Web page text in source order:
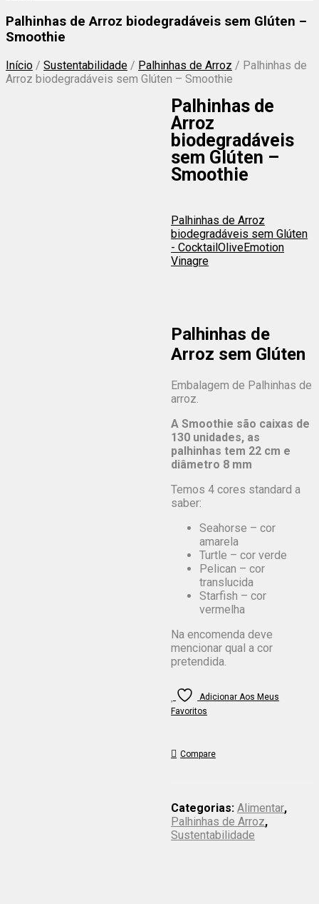
Palhinhas de Arroz biodegradáveis sem Glúten –
Smoothie
Início / Sustentabilidade / Palhinhas de Arroz / Palhinhas de
Arroz biodegradáveis sem Glúten – Smoothie
Palhinhas de
Arroz
biodegradáveis
sem Glúten –
Smoothie
Palhinhas de Arroz
biodegradáveis sem Glúten
- CocktailOliveEmotion
Vinagre
Palhinhas de
Arroz sem Glúten
Embalagem de Palhinhas de
arroz.
A Smoothie são caixas de
130 unidades, as
palhinhas tem 22 cm e
diâmetro 8 mm
Temos 4 cores standard a
saber:
Seahorse – cor
amarela
Turtle – cor verde
Pelican – cor
translucida
Starfish – cor
vermelha
Na encomenda deve
mencionar qual a cor
pretendida.
Adicionar Aos Meus
Favoritos
Compare
Categorias:Alimentar,
Palhinhas de Arroz,
Sustentabilidade